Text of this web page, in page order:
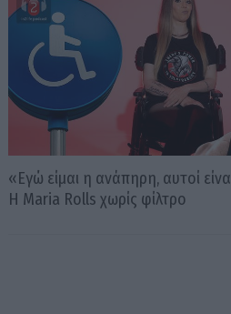
«Εγώ είμαι η ανάπηρη, αυτοί
Η Maria Rolls χωρίς φίλτρο